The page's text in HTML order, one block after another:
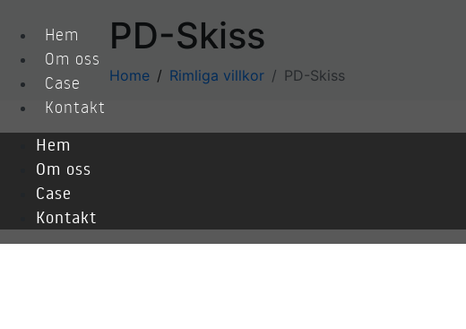
Hem
Om oss
Case
Kontakt
Hem
Om oss
Case
Kontakt
PD-Skiss
Home Rimliga villkor PD-Skiss